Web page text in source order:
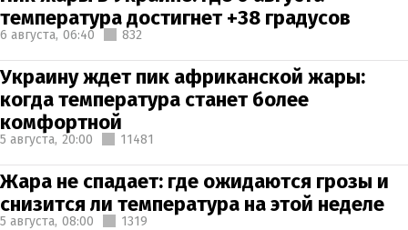
температура достигнет +38 градусов
6 августа, 06:40 832
Украину ждет пик африканской жары:
когда температура станет более
комфортной
5 августа, 20:00 11481
Жара не спадает: где ожидаются грозы и
снизится ли температура на этой неделе
5 августа, 08:00 1319